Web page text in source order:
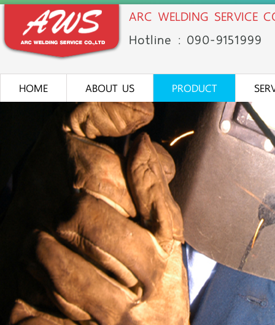
ARC WELDING SERVICE
Hotline : 090-9151999
HOME ABOUT US PRODUCT